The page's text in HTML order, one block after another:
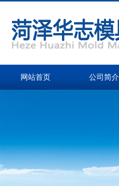
网站首页 公司简介